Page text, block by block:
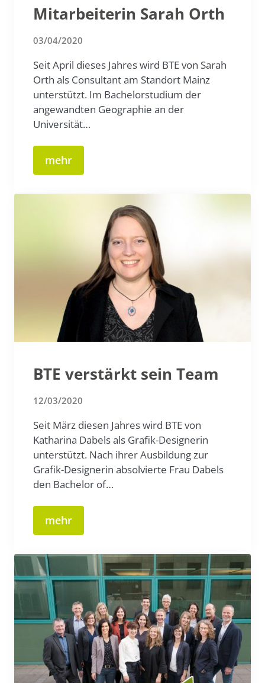
Mitarbeiterin Sarah Orth
03/04/2020
Seit April dieses Jahres wird BTE von Sarah
Orth als Consultant am Standort Mainz
unterstützt. Im Bachelorstudium der
angewandten Geographie an der
Universität…
mehr
BTE verstärkt sein Team
12/03/2020
Seit März diesen Jahres wird BTE von
Katharina Dabels als Grafik-Designerin
unterstützt. Nach ihrer Ausbildung zur
Grafik-Designerin absolvierte Frau Dabels
den Bachelor of…
mehr